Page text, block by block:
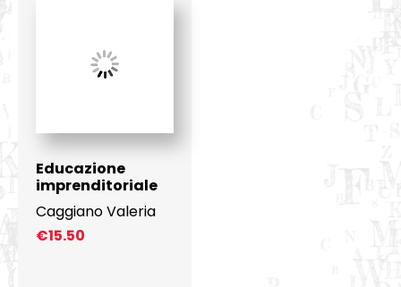
Educazione
imprenditoriale
Caggiano Valeria
€15.50